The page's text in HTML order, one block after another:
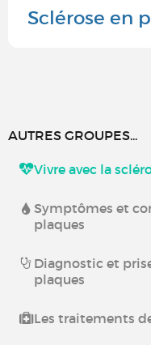
Sclérose en
AUTRES GROUPES...
Vivre avec la
Symptômes et
plaques
Diagnostic et
plaques
Les traitements